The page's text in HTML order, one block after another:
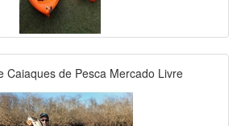
Caiaques de Pesca Mercado Livre